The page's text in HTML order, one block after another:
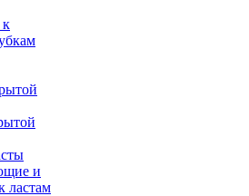
к
и
ластам